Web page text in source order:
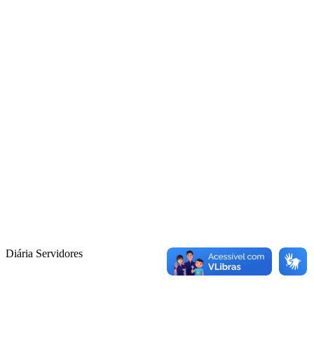
Diária Servidores